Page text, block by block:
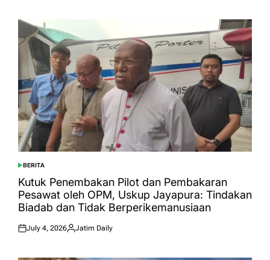
POSTED
IN
BERITA
Kutuk Penembakan Pilot dan Pembakaran
Pesawat oleh OPM, Uskup Jayapura: Tindakan
Biadab dan Tidak Berperikemanusiaan
Posted
July 4, 2026
Posted
Jatim Daily